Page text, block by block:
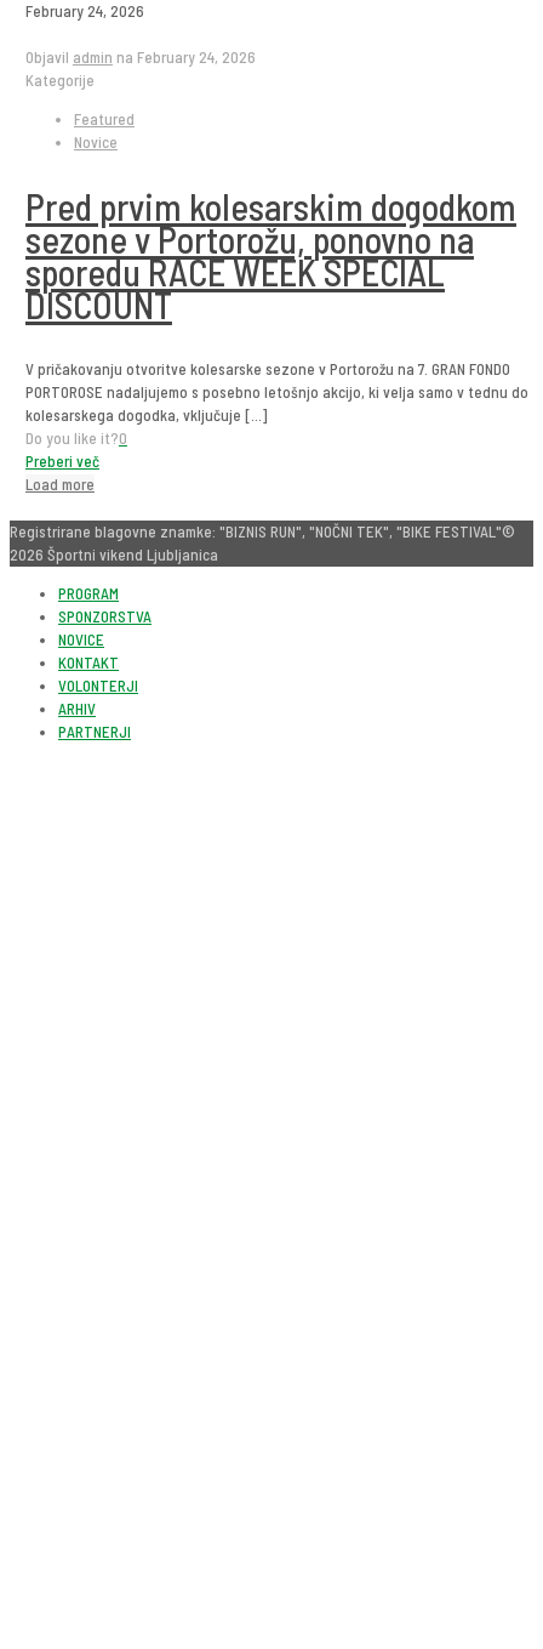
February 24, 2026
Objavil admin na February 24, 2026
Kategorije
Featured
Novice
Pred prvim kolesarskim dogodkom
sezone v Portorožu, ponovno na
sporedu RACE WEEK SPECIAL
DISCOUNT
V pričakovanju otvoritve kolesarske sezone v Portorožu na 7. GRAN FONDO
PORTOROSE nadaljujemo s posebno letošnjo akcijo, ki velja samo v tednu do
kolesarskega dogodka, vključuje […]
Do you like it?0
Preberi več
Load more
Registrirane blagovne znamke: "BIZNIS RUN", "NOČNI TEK", "BIKE FESTIVAL"©
2026 Športni vikend Ljubljanica
PROGRAM
SPONZORSTVA
NOVICE
KONTAKT
VOLONTERJI
ARHIV
PARTNERJI